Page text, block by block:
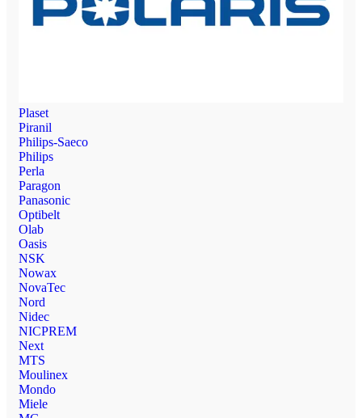
Plaset
Piranil
Philips-Saeco
Philips
Perla
Paragon
Panasonic
Optibelt
Olab
Oasis
NSK
Nowax
NovaTec
Nord
Nidec
NICPREM
Next
MTS
Moulinex
Mondo
Miele